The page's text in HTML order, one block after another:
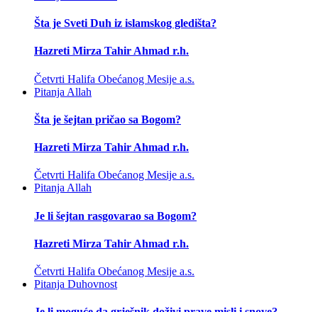
Šta je Sveti Duh iz islamskog gledišta?
Hazreti Mirza Tahir Ahmad r.h.
Četvrti Halifa Obećanog Mesije a.s.
Pitanja Allah
Šta je šejtan pričao sa Bogom?
Hazreti Mirza Tahir Ahmad r.h.
Četvrti Halifa Obećanog Mesije a.s.
Pitanja Allah
Je li šejtan rasgovarao sa Bogom?
Hazreti Mirza Tahir Ahmad r.h.
Četvrti Halifa Obećanog Mesije a.s.
Pitanja Duhovnost